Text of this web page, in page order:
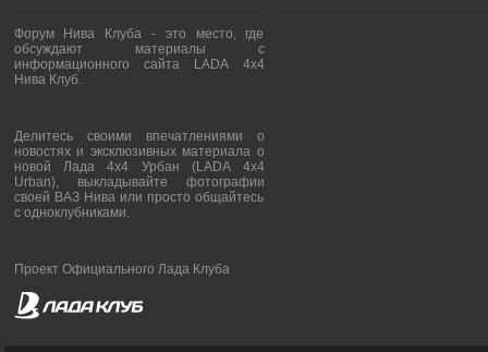
Форум Нива Клуба - это место, где
обсуждают материалы с
информационного сайта LADA 4x4
Нива Клуб.
Делитесь своими впечатлениями о
новостях и эксклюзивных материала о
новой Лада 4х4 Урбан (LADA 4x4
Urban), выкладывайте фотографии
своей ВАЗ Нива или просто общайтесь
с одноклубниками.
Проект Официального Лада Клуба